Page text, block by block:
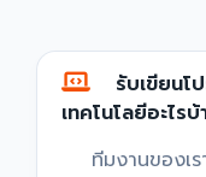
รับเขียนโ
เทคโนโลยีอะไรบ้
ทีมงานของเ